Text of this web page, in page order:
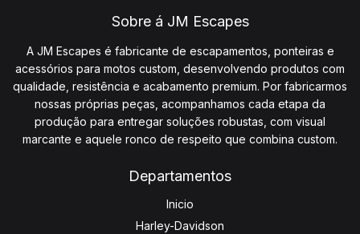
Sobre á JM Escapes
A JM Escapes é fabricante de escapamentos, ponteiras e
acessórios para motos custom, desenvolvendo produtos com
qualidade, resistência e acabamento premium. Por fabricarmos
nossas próprias peças, acompanhamos cada etapa da
produção para entregar soluções robustas, com visual
marcante e aquele ronco de respeito que combina custom.
Departamentos
Inicio
Harley-Davidson